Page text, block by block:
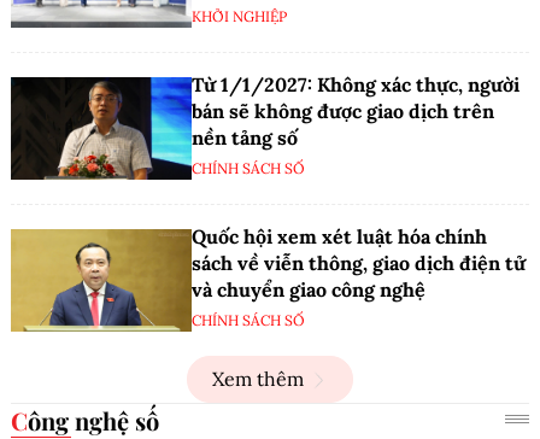
KHỞI NGHIỆP
Từ 1/1/2027: Không xác thực, người
bán sẽ không được giao dịch trên
nền tảng số
CHÍNH SÁCH SỐ
Quốc hội xem xét luật hóa chính
sách về viễn thông, giao dịch điện tử
và chuyển giao công nghệ
CHÍNH SÁCH SỐ
Xem thêm
Công nghệ số